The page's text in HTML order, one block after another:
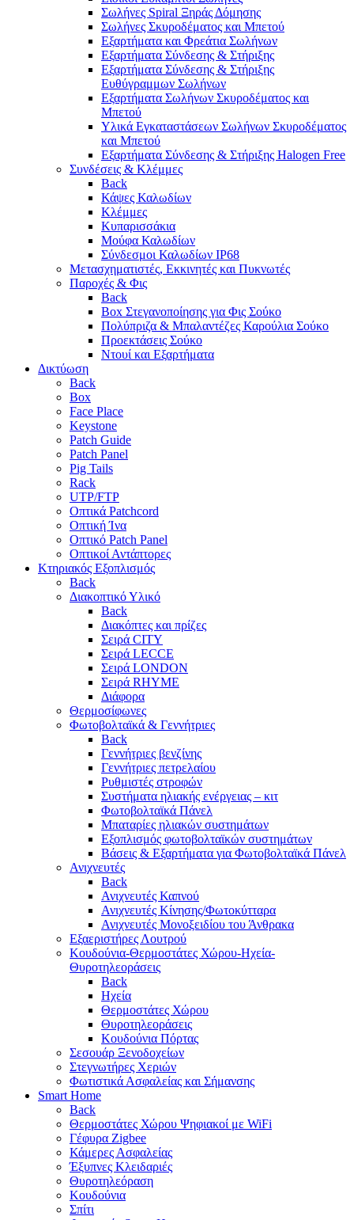
Σωλήνες Spiral Ξηράς Δόμησης
Σωλήνες Σκυροδέματος και Μπετού
Εξαρτήματα και Φρεάτια Σωλήνων
Εξαρτήματα Σύνδεσης & Στήριξης
Εξαρτήματα Σύνδεσης & Στήριξης
Ευθύγραμμων Σωλήνων
Εξαρτήματα Σωλήνων Σκυροδέματος και
Μπετού
Υλικά Εγκαταστάσεων Σωλήνων Σκυροδέματος
και Μπετού
Εξαρτήματα Σύνδεσης & Στήριξης Halogen Free
Συνδέσεις & Κλέμμες
Back
Κάψες Καλωδίων
Κλέμμες
Κυπαρισσάκια
Μούφα Καλωδίων
Σύνδεσμοι Καλωδίων IP68
Μετασχηματιστές, Εκκινητές και Πυκνωτές
Παροχές & Φις
Back
Box Στεγανοποίησης για Φις Σούκο
Πολύπριζα & Μπαλαντέζες Καρούλια Σούκο
Προεκτάσεις Σούκο
Ντουί και Εξαρτήματα
Δικτύωση
Back
Box
Face Place
Keystone
Patch Guide
Patch Panel
Pig Tails
Rack
UTP/FTP
Οπτικά Patchcord
Οπτική Ίνα
Οπτικό Patch Panel
Οπτικοί Αντάπτορες
Κτηριακός Εξοπλισμός
Back
Διακοπτικό Υλικό
Back
Διακόπτες και πρίζες
Σειρά CITY
Σειρά LECCE
Σειρά LONDON
Σειρά RHYME
Διάφορα
Θερμοσίφωνες
Φωτοβολταϊκά & Γεννήτριες
Back
Γεννήτριες βενζίνης
Γεννήτριες πετρελαίου
Ρυθμιστές στροφών
Συστήματα ηλιακής ενέργειας – κιτ
Φωτοβολταϊκά Πάνελ
Μπαταρίες ηλιακών συστημάτων
Εξοπλισμός φωτοβολταϊκών συστημάτων
Βάσεις & Εξαρτήματα για Φωτοβολταϊκά Πάνελ
Ανιχνευτές
Back
Ανιχνευτές Καπνού
Ανιχνευτές Κίνησης/Φωτοκύτταρα
Ανιχνευτές Μονοξειδίου του Άνθρακα
Εξαεριστήρες Λουτρού
Κουδούνια-Θερμοστάτες Χώρου-Ηχεία-
Θυροτηλεοράσεις
Back
Ηχεία
Θερμοστάτες Χώρου
Θυροτηλεοράσεις
Κουδούνια Πόρτας
Σεσουάρ Ξενοδοχείων
Στεγνωτήρες Χεριών
Φωτιστικά Ασφαλείας και Σήμανσης
Smart Home
Back
Θερμοστάτες Χώρου Ψηφιακοί με WiFi
Γέφυρα Zigbee
Κάμερες Ασφαλείας
Έξυπνες Κλειδαριές
Θυροτηλεόραση
Κουδούνια
Σπίτι